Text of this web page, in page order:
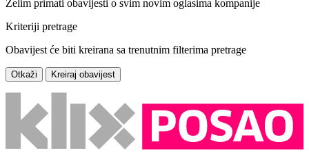
Želim primati obavijesti o svim novim oglasima kompanije
Kriteriji pretrage
Obavijest će biti kreirana sa trenutnim filterima pretrage
Otkaži Kreiraj obavijest